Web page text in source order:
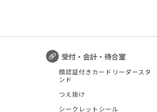
受付・会計・待合室
顔認証付きカードリーダースタ
ンド
つえ掛け
シークレットシール